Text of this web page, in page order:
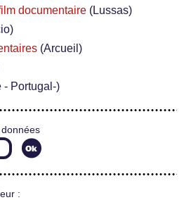
documentaire (Lussas)
(Arcueil)
- Portugal-)
: